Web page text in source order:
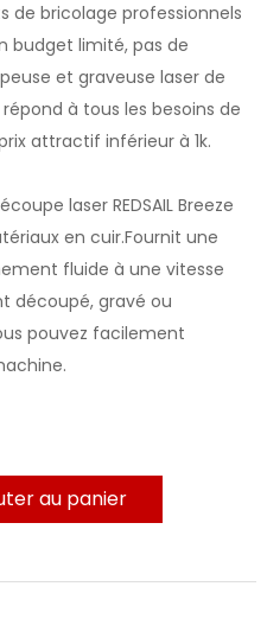
de bricolage professionnels
budget limité, pas de
et graveuse laser de
à tous les besoins de
attractif inférieur à 1k.
laser REDSAIL Breeze
en cuir.Fournit une
fluide à une vitesse
découpé, gravé ou
pouvez facilement
au panier